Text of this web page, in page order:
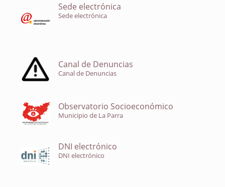
Sede electrónica
Sede electrónica
Canal de Denuncias
Canal de Denuncias
Observatorio Socioeconómico
Municipio de La Parra
DNI electrónico
DNI electrónico